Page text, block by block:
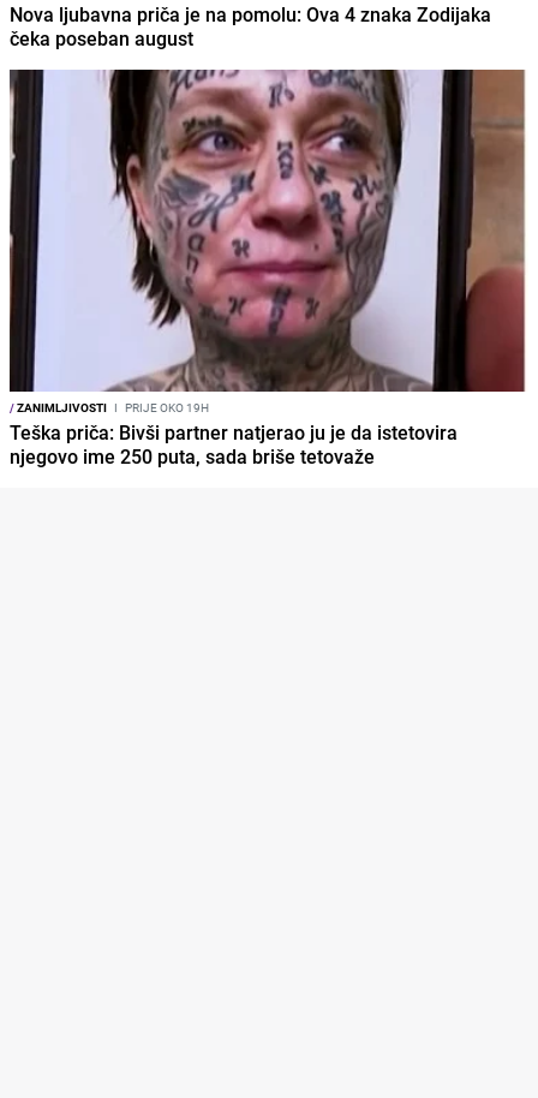
Nova ljubavna priča je na pomolu: Ova 4 znaka Zodijaka
čeka poseban august
/ZANIMLJIVOSTI I PRIJE OKO 19H
Teška priča: Bivši partner natjerao ju je da istetovira
njegovo ime 250 puta, sada briše tetovaže